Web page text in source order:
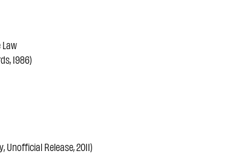
1986)
Unofficial Release, 2011)